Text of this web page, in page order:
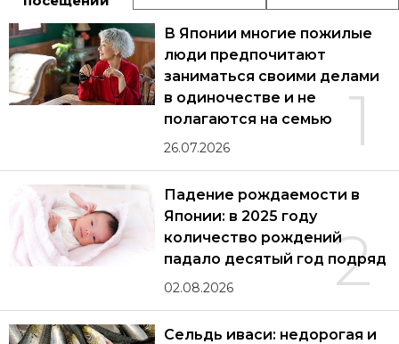
1
В Японии многие пожилые
люди предпочитают
заниматься своими делами
в одиночестве и не
полагаются на семью
26.07.2026
2
Падение рождаемости в
Японии: в 2025 году
количество рождений
падало десятый год подряд
02.08.2026
Сельдь иваси: недорогая и